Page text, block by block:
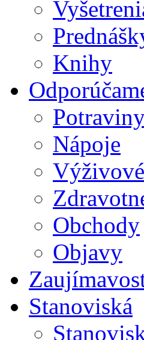
Knihy
Nápoje
Obchody
Objavy
Stanoviská